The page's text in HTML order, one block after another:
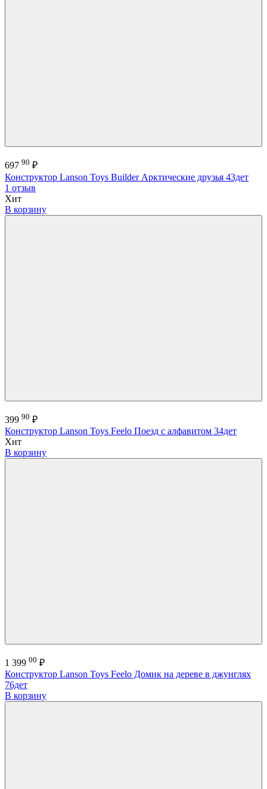
697 90 ₽
Конструктор Lanson Toys Builder Арктические друзья 43дет
1 отзыв
Хит
В корзину
399 90 ₽
Конструктор Lanson Toys Feelo Поезд с алфавитом 34дет
Хит
В корзину
1 399 00 ₽
Конструктор Lanson Toys Feelo Домик на дереве в джунглях
76дет
В корзину